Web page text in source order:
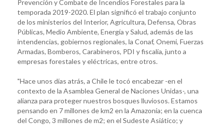
Prevención y Combate de Incendios Forestales para la
temporada 2019-2020. El plan significó el trabajo conjunto
de los ministerios del Interior, Agricultura, Defensa, Obras
Públicas, Medio Ambiente, Energía y Salud, además de las
intendencias, gobiernos regionales, la Conaf, Onemi, Fuerzas
Armadas, Bomberos, Carabineros, PDI y fiscalía, junto a
empresas forestales y eléctricas, entre otros.
"Hace unos días atrás, a Chile le tocó encabezar -en el
contexto de la Asamblea General de Naciones Unidas-, una
alianza para proteger nuestros bosques lluviosos. Estamos
pensando en 7 millones de km2 en la Amazonía; en la cuenca
del Congo, 3 millones de m2; en el Sudeste Asiático; y